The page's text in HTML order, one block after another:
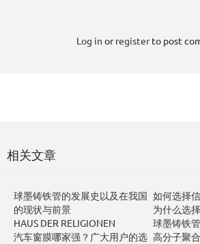
Log in orregisterto post
相关文章
球墨铸铁管的发展史以及在我国
的现状与前景
HAUS DER RELIGIONEN
汽车窗膜哪家强？广大用户的选
如何选择
为什么选
球墨铸铁
高分子聚